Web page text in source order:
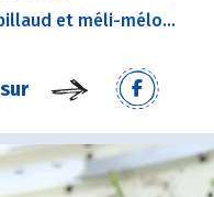
et méli-mélo...